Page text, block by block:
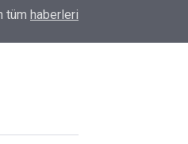
operasyonu: 8 gözaltı
tüm haberleri